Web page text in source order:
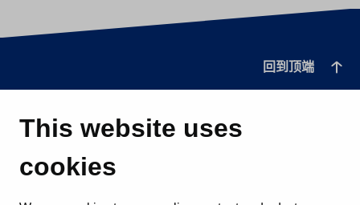
This website uses
cookies
回到顶端